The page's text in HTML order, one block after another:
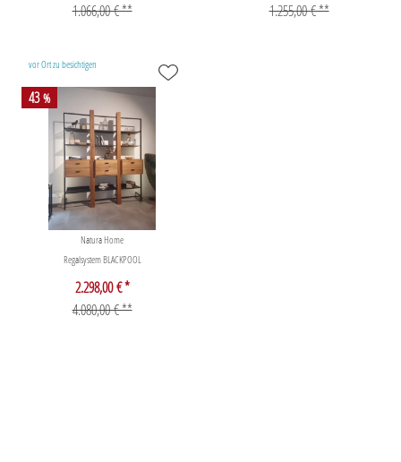
1.066,00 € **
1.255,00 € **
vor Ort zu besichtigen
43%
Natura Home
Regalsystem BLACKPOOL
2.298,00 € *
4.080,00 € **